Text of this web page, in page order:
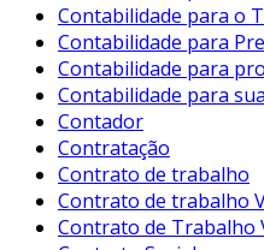
Contabilidade para o
Contabilidade para
Contabilidade para
Contabilidade para
Contador
Contratação
Contrato de trabalho
Contrato de trabalho
Contrato de Trabalho